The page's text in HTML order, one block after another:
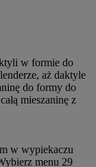
w formie do
aż daktyle
do formy do
mieszaninę z
w wypiekaczu
menu 29